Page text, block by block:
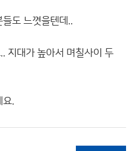
도 느꼇을텐데..
지대가 높아서 며칠사이 두
요.